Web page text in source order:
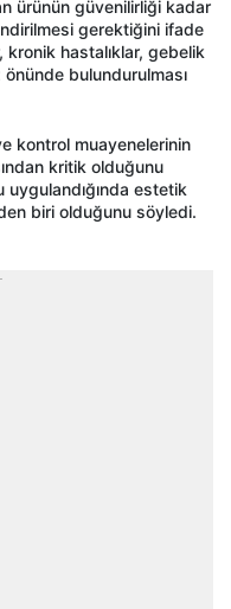
ürünün güvenilirliği kadar
gerektiğini ifade
kronik hastalıklar, gebelik
bulundurulması
kontrol muayenelerinin
kritik olduğunu
estetik
biri olduğunu söyledi.